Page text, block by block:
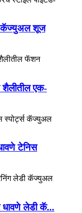
कॅज्युअल शूज
शैलीतील एक-
टेनिस
धावणे लेडी कॅ...